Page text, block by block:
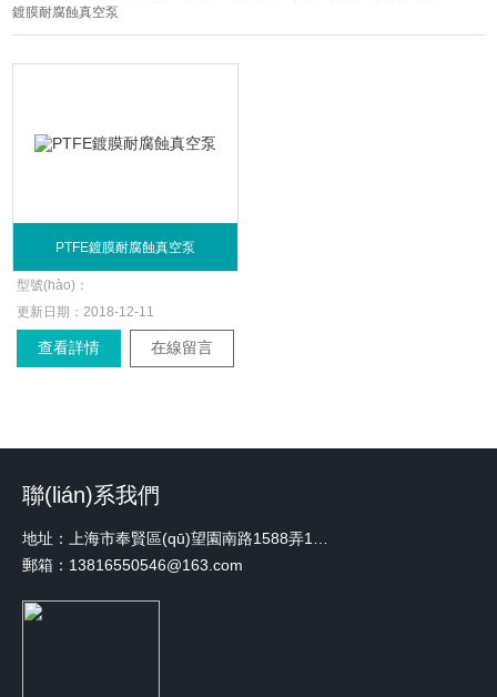
鍍膜耐腐蝕真空泵
PTFE鍍膜耐腐蝕真空泵
型號(hào)：
更新日期：2018-12-11
查看詳情 在線留言
聯(lián)系我們
郵箱：13816550546@163.com